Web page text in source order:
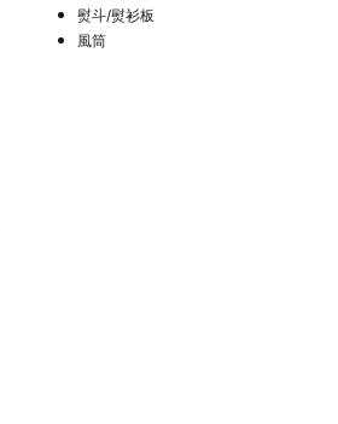
熨斗/熨衫板
風筒